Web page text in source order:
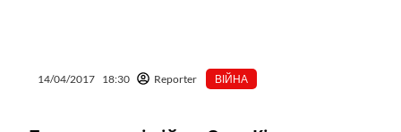
14/04/2017 18:30 Reporter ВІЙНА